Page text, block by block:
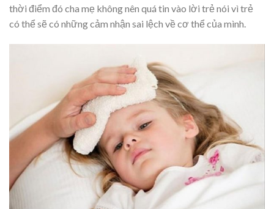
thời điểm đó cha mẹ không nên quá tin vào lời trẻ nói vì trẻ
có thể sẽ có những cảm nhận sai lệch về cơ thể của mình.